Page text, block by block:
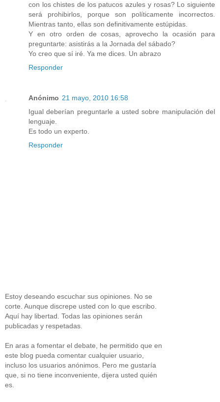
con los chistes de los patucos azules y rosas? Lo siguiente
será prohibirlos, porque son políticamente incorrectos.
Mientras tanto, ellas son definitivamente estúpidas.
Y en otro orden de cosas, aprovecho la ocasión para
preguntarte: asistirás a la Jornada del sábado?
Yo creo que sí iré. Ya me dices. Un abrazo
Responder
Anónimo 21 mayo, 2010 16:58
Igual deberían preguntarle a usted sobre manipulación del
lenguaje.
Es todo un experto.
Responder
Estoy deseando escuchar sus opiniones. No se
corte. Aunque discrepe usted con lo que escribo.
Aquí hay libertad. Todas las opiniones serán
publicadas y respetadas.
En aras a fomentar el debate, he permitido que en
este blog pueda comentar cualquier usuario,
incluso los usuarios anónimos. Pero me gustaría
que, si no tiene inconveniente, dijera usted quién
es.